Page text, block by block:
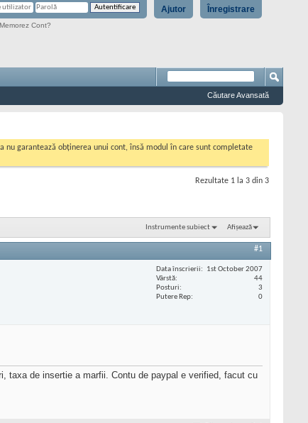
Înregistrare
Ajutor
Memorez Cont?
Căutare Avansată
garantează obținerea unui cont, însă modul în care sunt completate
Rezultate 1 la 3 din 3
Instrumente subiect Afișează
#1
Data înscrierii
1st October 2007
Vârstă
44
Posturi
3
Putere Rep
0
taxa de insertie a marfii. Contu de paypal e verified, facut cu